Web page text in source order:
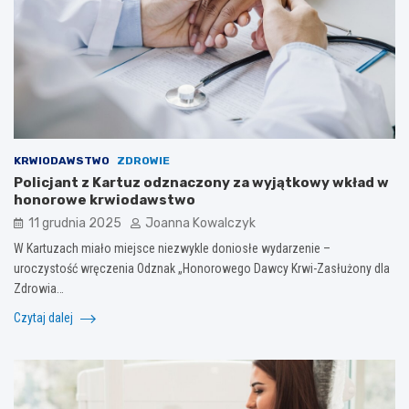
KRWIODAWSTWO ZDROWIE
Policjant z Kartuz odznaczony za wyjątkowy wkład w
honorowe krwiodawstwo
11 grudnia 2025 Joanna Kowalczyk
W Kartuzach miało miejsce niezwykle doniosłe wydarzenie –
uroczystość wręczenia Odznak „Honorowego Dawcy Krwi-Zasłużony dla
Zdrowia…
Czytaj dalej